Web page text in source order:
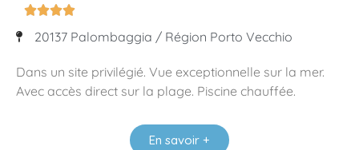

20137 Palombaggia / Région Porto Vecchio
Dans un site privilégié. Vue exceptionnelle sur la mer.
Avec accès direct sur la plage. Piscine chauffée.
En savoir +